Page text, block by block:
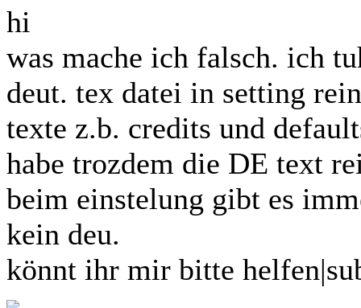
hi
was mache ich falsch. ich
deut. tex datei in setting
texte z.b. credits und
habe trozdem die DE text
beim einstelung gibt es
kein deu.
könnt ihr mir bitte